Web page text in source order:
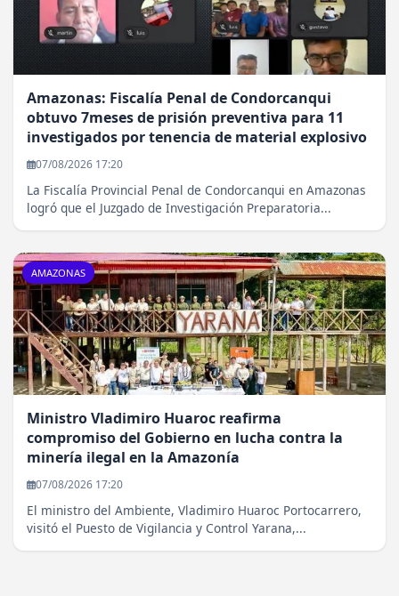
Amazonas: Fiscalía Penal de Condorcanqui
obtuvo 7meses de prisión preventiva para 11
investigados por tenencia de material explosivo
07/08/2026 17:20
La Fiscalía Provincial Penal de Condorcanqui en Amazonas
logró que el Juzgado de Investigación Preparatoria...
AMAZONAS
Ministro Vladimiro Huaroc reafirma
compromiso del Gobierno en lucha contra la
minería ilegal en la Amazonía
07/08/2026 17:20
El ministro del Ambiente, Vladimiro Huaroc Portocarrero,
visitó el Puesto de Vigilancia y Control Yarana,...